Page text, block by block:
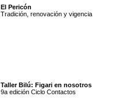
El Pericón
Tradición, renovación y vigencia
Taller Bilú: Figari en nosotros
9a edición Ciclo Contactos